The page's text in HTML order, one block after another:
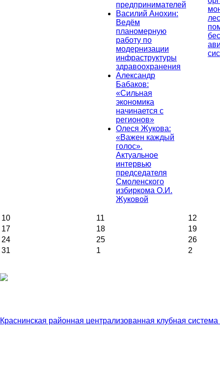
предпринимателей
Василий Анохин:
Ведём
планомерную
работу по
модернизации
инфраструктуры
здравоохранения
Александр
Бабаков:
«Сильная
экономика
начинается с
регионов»
Олеся Жукова:
«Важен каждый
голос».
Актуальное
интервью
председателя
Смоленского
избиркома О.И.
Жуковой
10 11
12
17
18
19
24
25
26
31
1 2
Краснинская районная централизованная клубная